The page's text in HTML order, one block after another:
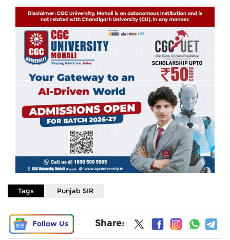
Tags Punjab SIR
Follow Us Share: